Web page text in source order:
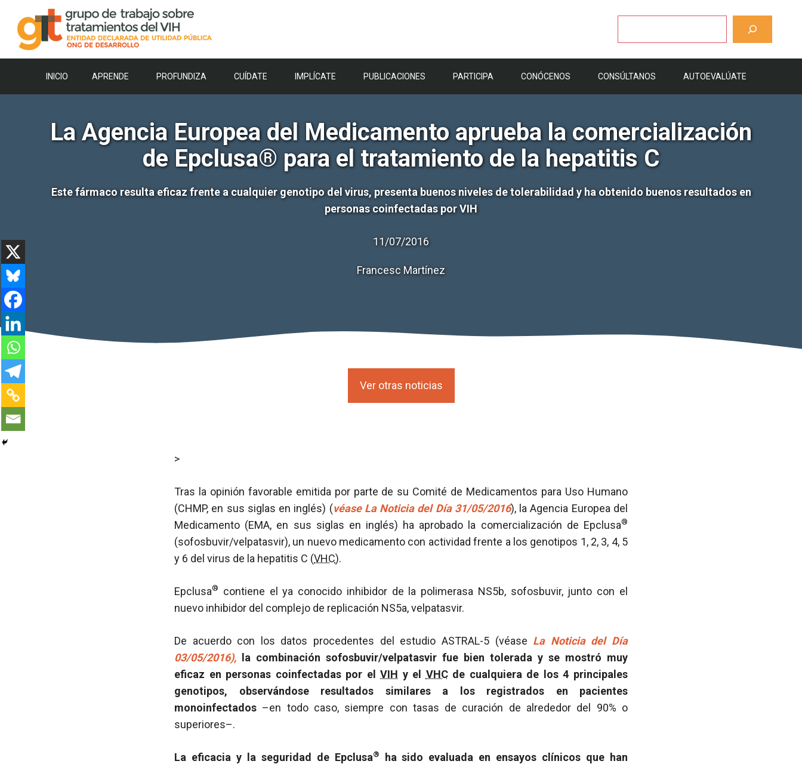
contenido
INICIO APRENDE PROFUNDIZA CUÍDATE IMPLÍCATE PUBLICACIONES PARTICIPA CONÓCENOS CONSÚLTANOS AUTOEVALÚATE
La Agencia Europea del Medicamento aprueba la comercialización
de Epclusa® para el tratamiento de la hepatitis C
Este fármaco resulta eficaz frente a cualquier genotipo del virus, presenta buenos niveles de tolerabilidad y ha obtenido buenos resultados en
personas coinfectadas por VIH
11/07/2016
Francesc Martínez
Ver otras noticias
>
Tras la opinión favorable emitida por parte de su Comité de Medicamentos para Uso Humano
(CHMP, en sus siglas en inglés) (véase La Noticia del Día 31/05/2016), la Agencia Europea del
Medicamento (EMA, en sus siglas en inglés) ha aprobado la comercialización de Epclusa®
(sofosbuvir/velpatasvir), un nuevo medicamento con actividad frente a los genotipos 1, 2, 3, 4, 5
y 6 del virus de la hepatitis C (VHC).
Epclusa®
contiene el ya conocido inhibidor de la polimerasa NS5b, sofosbuvir, junto con el
nuevo inhibidor del complejo de replicación NS5a, velpatasvir.
De acuerdo con los datos procedentes del estudio ASTRAL-5 (véase La Noticia del Día
03/05/2016),
la combinación sofosbuvir/velpatasvir fue bien tolerada y se mostró muy
eficaz en personas coinfectadas por elVIH y el VHCde cualquiera de los 4 principales
genotipos, observándose resultados similares a los registrados en pacientes
monoinfectados –en todo caso, siempre con tasas de curación de alrededor del 90% o
superiores–.
La eficacia y la seguridad de Epclusa®
ha sido evaluada en ensayos clínicos que han